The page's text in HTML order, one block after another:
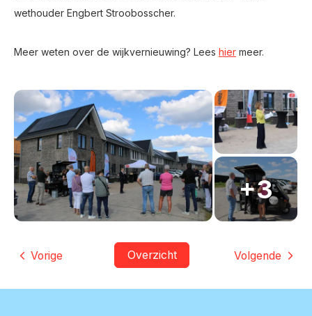
wethouder Engbert Stroobosscher.
Meer weten over de wijkvernieuwing? Lees hier meer.
Volgende
Overzicht
Vorige